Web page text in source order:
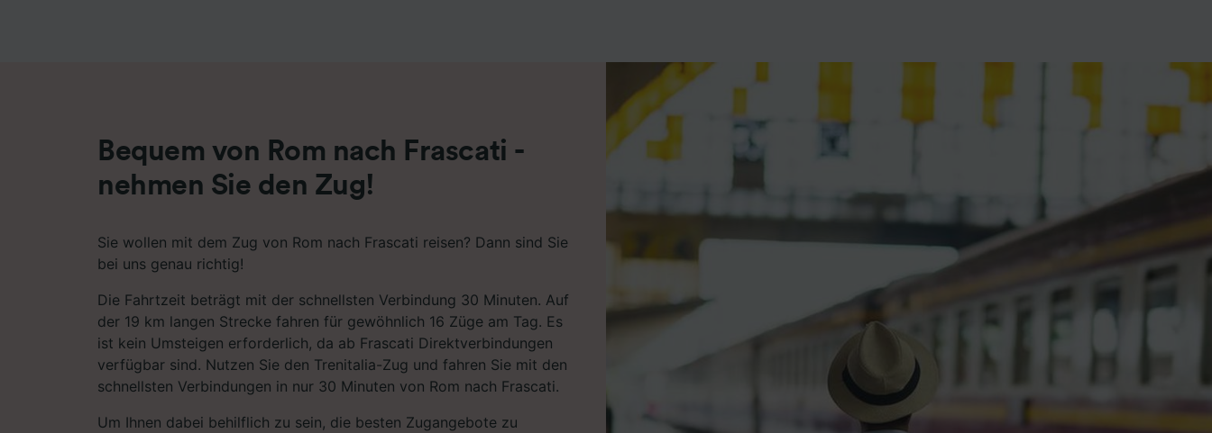
Bequem von Rom nach Frascati -
nehmen Sie den Zug!
Sie wollen mit dem Zug von Rom nach Frascati reisen? Dann sind Sie
bei uns genau richtig!
Die Fahrtzeit beträgt mit der schnellsten Verbindung 30 Minuten. Auf
der 19 km langen Strecke fahren für gewöhnlich 16 Züge am Tag. Es
ist kein Umsteigen erforderlich, da ab Frascati Direktverbindungen
verfügbar sind. Nutzen Sie den Trenitalia-Zug und fahren Sie mit den
schnellsten Verbindungen in nur 30 Minuten von Rom nach Frascati.
Um Ihnen dabei behilflich zu sein, die besten Zugangebote zu